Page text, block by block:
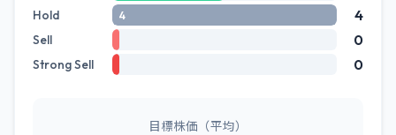
Hold 4 4
Sell 0
Strong Sell 0
目標株価（平均）